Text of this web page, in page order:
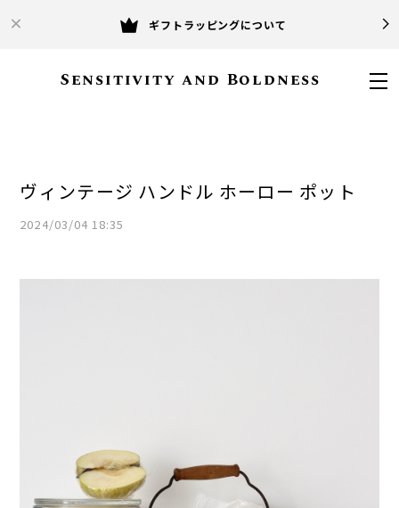
ギフトラッピングについて
Sensitivity and Boldness
ヴィンテージ ハンドル ホーロー ポット
2024/03/04 18:35